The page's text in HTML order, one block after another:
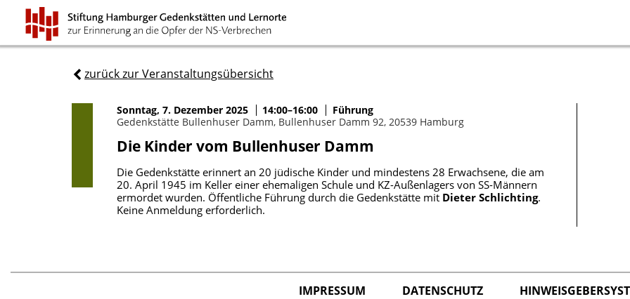
zurück zur Veranstaltungsübersicht
Sonntag, 7. Dezember 2025 14:00–16:00
Führung
Gedenkstätte Bullenhuser Damm, Bullenhuser Damm 92, 20539 Hamburg
Die Kinder vom Bullenhuser Damm
Die Gedenkstätte erinnert an 20 jüdische Kinder und mindestens 28 Erwachsene, die am
20. April 1945 im Keller einer ehemaligen Schule und KZ-Außenlagers von SS-Männern
ermordet wurden. Öffentliche Führung durch die Gedenkstätte mit Dieter Schlichting.
Keine Anmeldung erforderlich.
IMPRESSUM DATENSCHUTZ